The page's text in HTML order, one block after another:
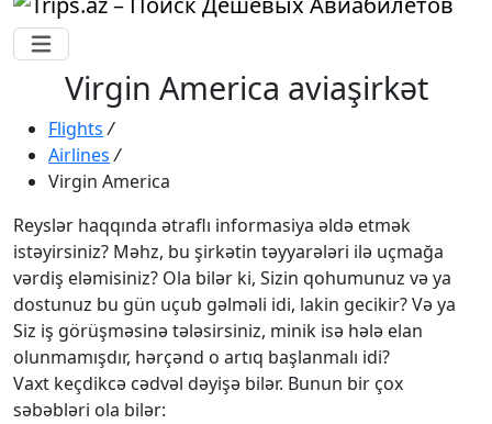
Virgin America aviaşirkət
Flights /
Airlines /
Virgin America
Reyslər haqqında ətraflı informasiya əldə etmək
istəyirsiniz? Məhz, bu şirkətin təyyarələri ilə uçmağa
vərdiş eləmisiniz? Ola bilər ki, Sizin qohumunuz və ya
dostunuz bu gün uçub gəlməli idi, lakin gecikir? Və ya
Siz iş görüşməsinə tələsirsiniz, minik isə hələ elan
olunmamışdır, hərçənd o artıq başlanmalı idi?
Vaxt keçdikcə cədvəl dəyişə bilər. Bunun bir çox
səbəbləri ola bilər: